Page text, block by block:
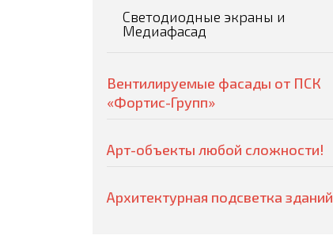
Светодиодные экраны и
Медиафасад
Вентилируемые фасады от ПСК
«Фортис-Групп»
Арт-объекты любой сложности!
Архитектурная подсветка зданий